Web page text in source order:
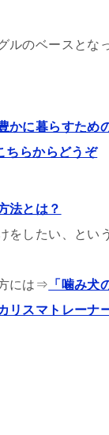
ルのベースとな
かに暮らすため
らからどうぞ
法とは？
をしたい、とい
には⇒ 「噛み犬
リスマトレーナ